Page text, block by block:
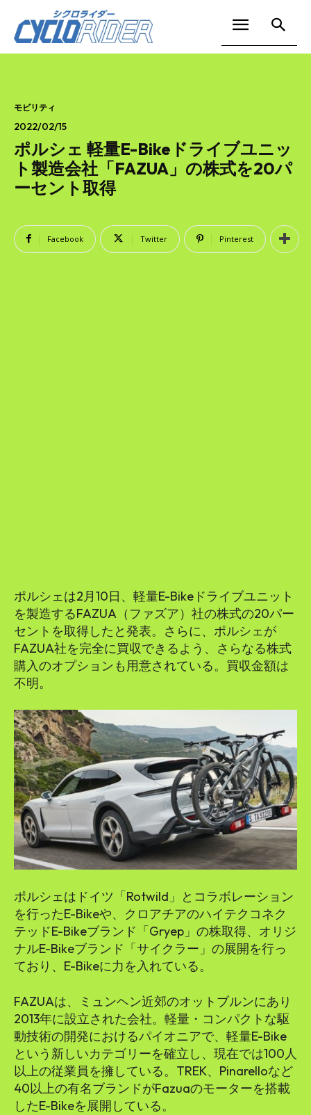
モビリティ
2022/02/15
ポルシェ 軽量E-Bikeドライブユニッ
ト製造会社「FAZUA」の株式を20パ
ーセント取得
Facebook Twitter Pinterest
ポルシェは2月10日、軽量E-Bikeドライブユニット
を製造するFAZUA（ファズア）社の株式の20パー
セントを取得したと発表。さらに、ポルシェが
FAZUA社を完全に買収できるよう、さらなる株式
購入のオプションも用意されている。買収金額は
不明。
ポルシェはドイツ「Rotwild」とコラボレーション
を行ったE-Bikeや、クロアチアのハイテクコネク
テッドE-Bikeブランド「Gryep」の株取得、オリジ
ナルE-Bikeブランド「サイクラー」の展開を行っ
ており、E-Bikeに力を入れている。
FAZUAは、ミュンヘン近郊のオットブルンにあり
2013年に設立された会社。軽量・コンパクトな駆
動技術の開発におけるパイオニアで、軽量E-Bike
という新しいカテゴリーを確立し、現在では100人
以上の従業員を擁している。TREK、Pinarelloなど
40以上の有名ブランドがFazuaのモーターを搭載
したE-Bikeを展開している。